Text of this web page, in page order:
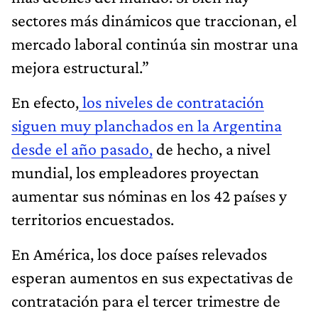
sectores más dinámicos que traccionan, el
mercado laboral continúa sin mostrar una
mejora estructural.”
En efecto,los niveles de contratación
siguen muy planchados en la Argentina
desde el año pasado, de hecho, a nivel
mundial, los empleadores proyectan
aumentar sus nóminas en los 42 países y
territorios encuestados.
En América, los doce países relevados
esperan aumentos en sus expectativas de
contratación para el tercer trimestre de